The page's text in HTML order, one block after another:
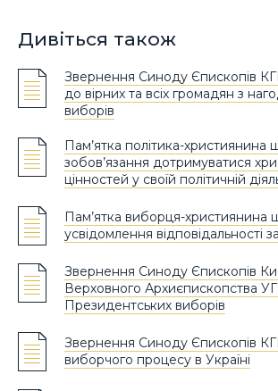
Дивіться також
Звернення Синоду Єпископів
до вірних та всіх громадян з
виборів
Пам’ятка політика-християнина
зобов’язання дотримуватися
цінностей у своїй політичній
Пам’ятка виборця-християнина
усвідомлення відповідальності
Звернення Синоду Єпископів
Верховного Архиєпископства
Президентських виборів
Звернення Синоду Єпископів
виборчого процесу в Україні